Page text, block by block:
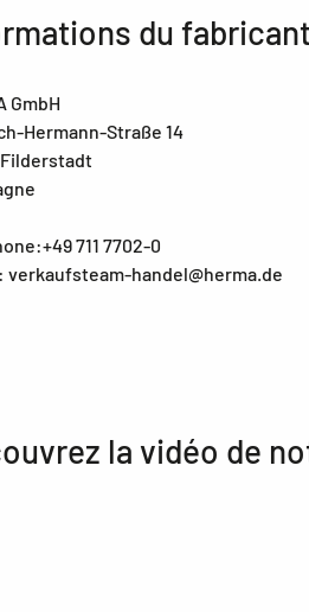
du fabricant
GmbH
Hermann-Straße 14
711 7702-0
verkaufsteam-handel@herma.de
la vidéo de